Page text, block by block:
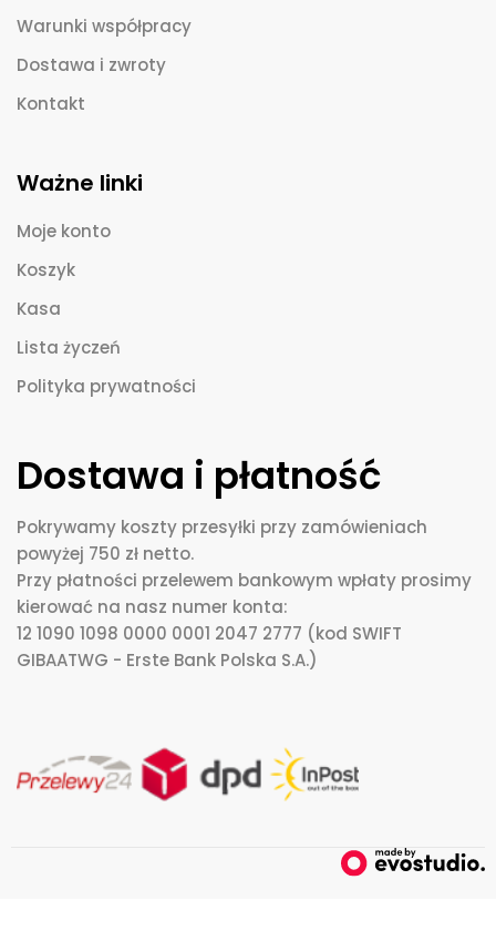
Warunki współpracy
Dostawa i zwroty
Kontakt
Ważne linki
Moje konto
Koszyk
Kasa
Lista życzeń
Polityka prywatności
Dostawa i płatność
Pokrywamy koszty przesyłki przy zamówieniach
powyżej 750 zł netto.
Przy płatności przelewem bankowym wpłaty prosimy
kierować na nasz numer konta:
12 1090 1098 0000 0001 2047 2777 (kod SWIFT
GIBAATWG - Erste Bank Polska S.A.)